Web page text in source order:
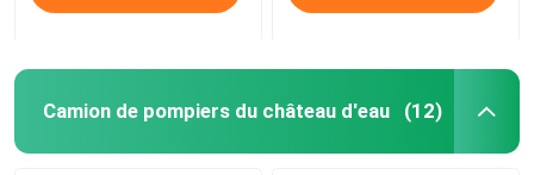
Camion de pompiers du château d'eau (12)